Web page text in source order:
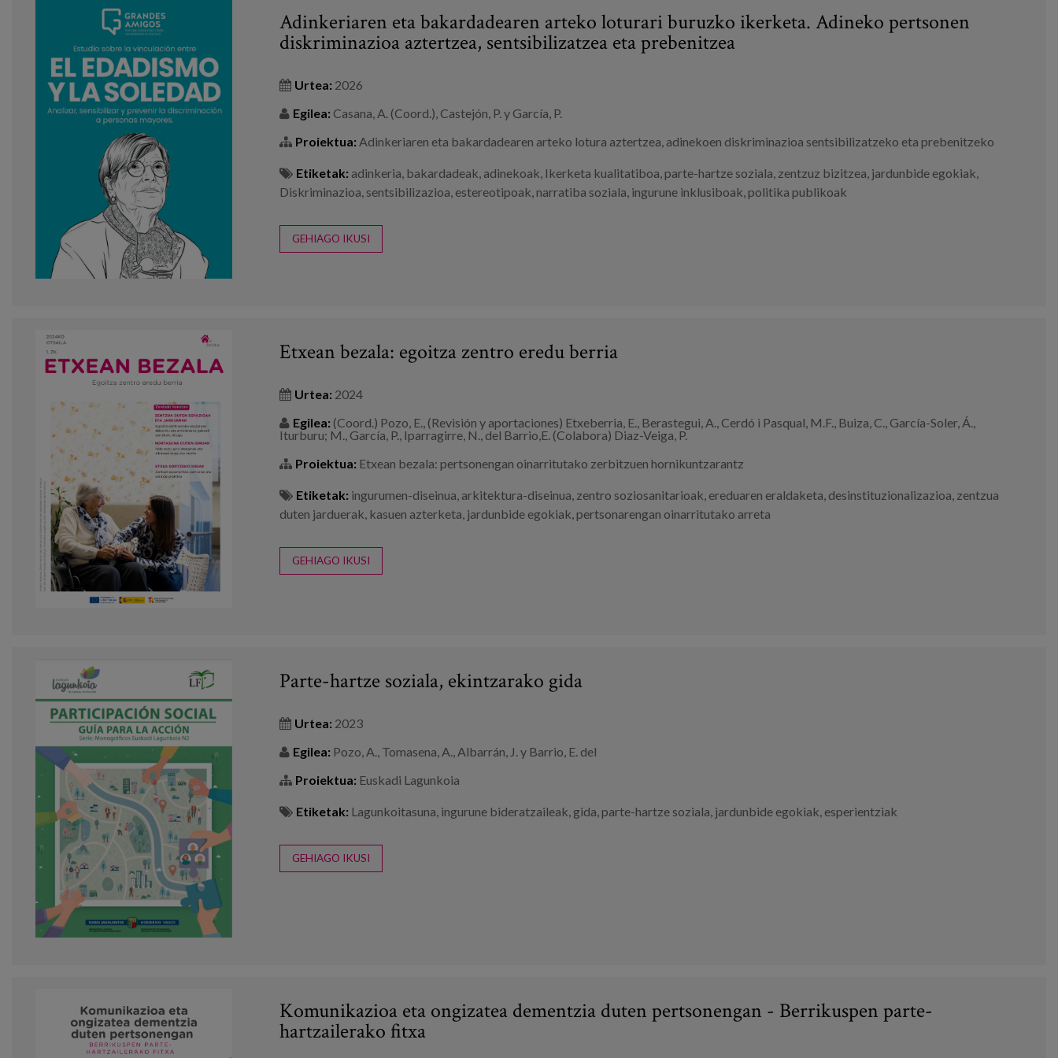
Adinkeriaren eta bakardadearen arteko loturari buruzko ikerketa. Adineko pertsonen
diskriminazioa aztertzea, sentsibilizatzea eta prebenitzea
Urtea: 2026
Egilea: Casana, A. (Coord.), Castejón, P. y García, P.
Proiektua: Adinkeriaren eta bakardadearen arteko lotura aztertzea, adinekoen diskriminazioa sentsibilizatzeko eta prebenitzeko
Etiketak: adinkeria, bakardadeak, adinekoak, Ikerketa kualitatiboa,parte-hartze soziala, zentzuz bizitzea, jardunbide egokiak,
Diskriminazioa, sentsibilizazioa, estereotipoak,narratiba soziala, ingurune inklusiboak,politika publikoak
GEHIAGO IKUSI
Etxean bezala: egoitza zentro eredu berria
Urtea: 2024
Egilea: (Coord.) Pozo, E., (Revisión y aportaciones) Etxeberria, E., Berastegui, A., Cerdó i Pasqual, M.F., Buiza, C., García-Soler, Á.,
Iturburu; M., García, P., Iparragirre, N., del Barrio,E. (Colabora) Diaz-Veiga, P.
Proiektua: Etxean bezala: pertsonengan oinarritutako zerbitzuen hornikuntzarantz
Etiketak: ingurumen-diseinua arkitektura-diseinua zentro soziosanitarioak ereduaren eraldaketa desinstituzionalizazioa zentzua
duten jarduerak kasuen azterketa jardunbide egokiak pertsonarengan oinarritutako arreta
GEHIAGO IKUSI
Parte-hartze soziala, ekintzarako gida
Urtea: 2023
Egilea: Pozo, A., Tomasena, A., Albarrán, J. y Barrio, E. del
Proiektua: Euskadi Lagunkoia
Etiketak: Lagunkoitasuna, ingurune bideratzaileak, gida,parte-hartze soziala, jardunbide egokiak, esperientziak
GEHIAGO IKUSI
Komunikazioa eta ongizatea dementzia duten pertsonengan - Berrikuspen parte-
hartzailerako fitxa